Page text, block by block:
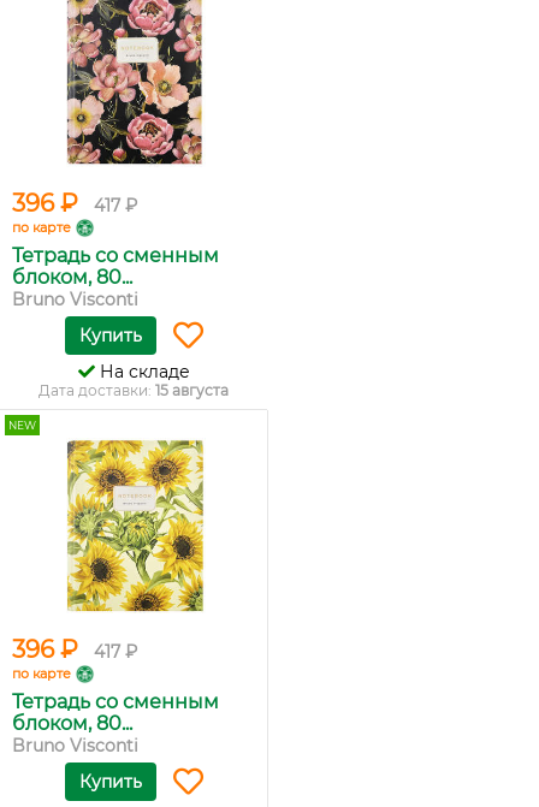
396 ₽ 417 ₽
по карте
Тетрадь со сменным
блоком, 80...
Bruno Visconti
Купить
На складе
Дата доставки: 15 августа
NEW
396 ₽ 417 ₽
по карте
Тетрадь со сменным
блоком, 80...
Bruno Visconti
Купить